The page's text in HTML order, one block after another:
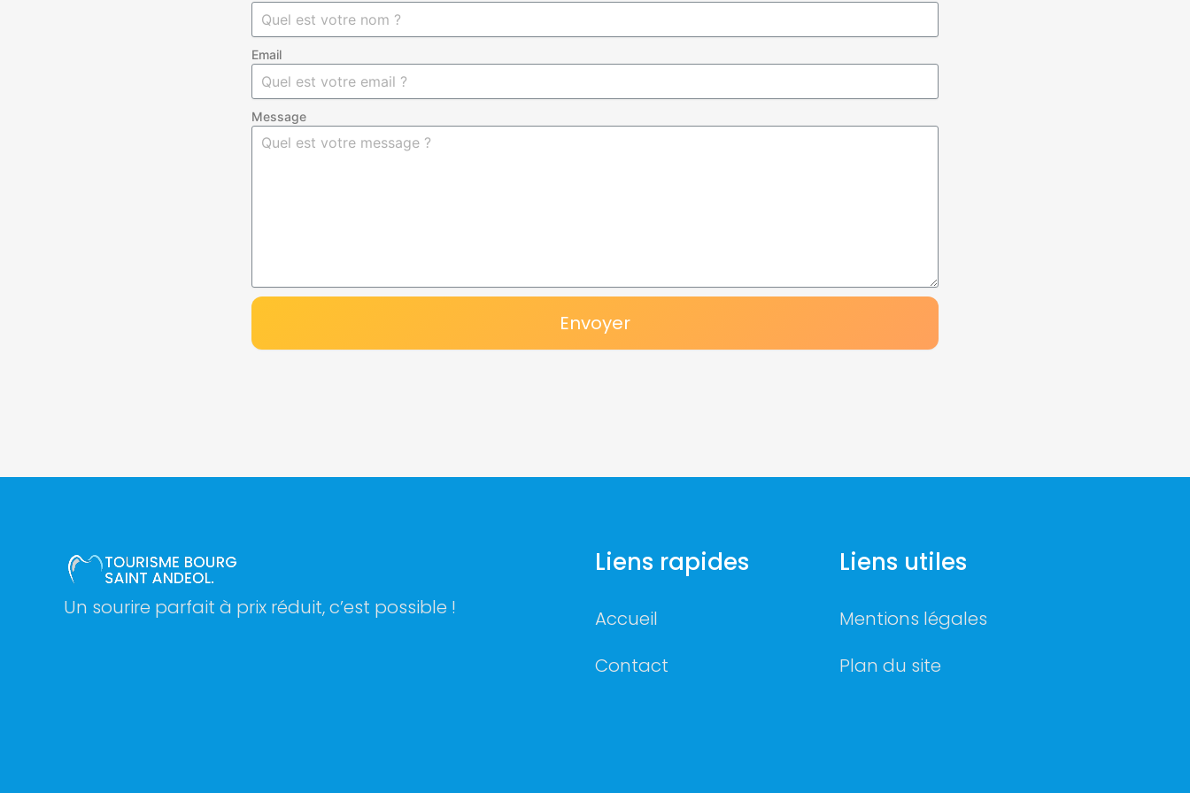
Email
Message
Envoyer
Un sourire parfait à prix réduit, c’est possible !
Liens rapides
Accueil
Contact
Liens utiles
Mentions légales
Plan du site